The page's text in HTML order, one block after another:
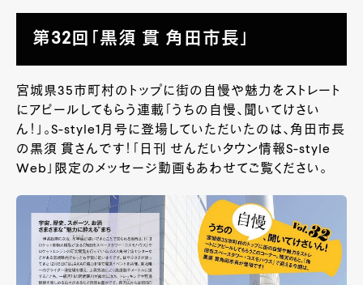
第32回「黒須 貫 角田市長」
宮城県35市町村のトップに街の自慢や魅力をストレート
にアピールしてもらう連載「うちの自慢、聞いてけさい
ん！」。S-style1 月号に登場していただいたのは、角田市長
の黒須 貫さんです！「日刊 せんだいタウン情報S-style
Web
」限定のメッセージ動画もあわせてご覧ください。